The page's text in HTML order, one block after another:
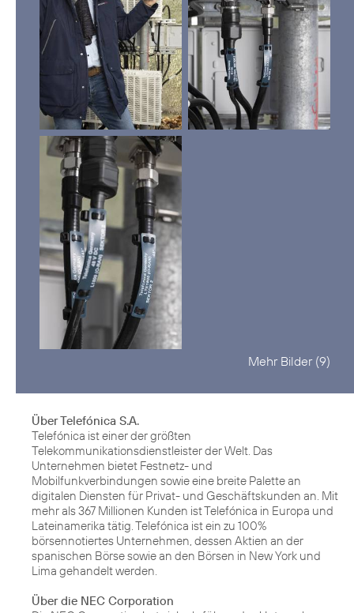
Mehr Bilder (9)
Über Telefónica S.A.
Telefónica ist einer der größten
Telekommunikationsdienstleister der Welt. Das
Unternehmen bietet Festnetz- und
Mobilfunkverbindungen sowie eine breite Palette an
digitalen Diensten für Privat- und Geschäftskunden an. Mit
mehr als 367 Millionen Kunden ist Telefónica in Europa und
Lateinamerika tätig. Telefónica ist ein zu 100%
börsennotiertes Unternehmen, dessen Aktien an der
spanischen Börse sowie an den Börsen in New York und
Lima gehandelt werden.
Über die NEC Corporation